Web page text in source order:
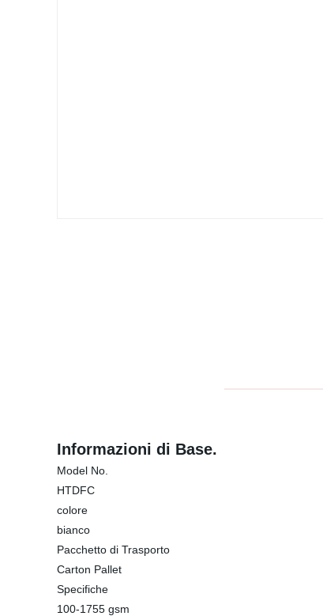
Informazioni di Base.
Model No.
HTDFC
colore
bianco
Pacchetto di Trasporto
Carton Pallet
Specifiche
100-1755 gsm